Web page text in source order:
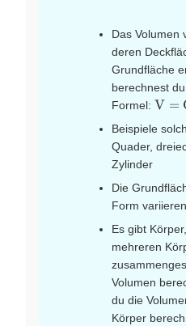
Das Volumen
deren
Grundfläche
berechnest
Formel: V =
Beispiele
Quader,
Zylinder
Die
Form
Es gibt
mehreren
Volumen
du die
Körper